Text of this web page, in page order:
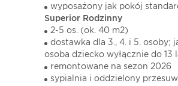
wyposażony jak pokój
Superior Rodzinny
2-5 os. (ok. 40 m2)
dostawka dla 3., 4. i 5. osoby;
osoba dziecko wyłącznie do 13
remontowane na sezon 2026
sypialnia i oddzielony